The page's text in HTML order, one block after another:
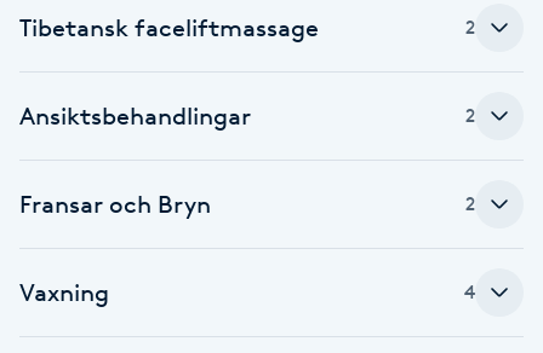
D
Dermapen
E
Enzympeeling
Tibetansk faceliftmassage 2
Ansiktsbehandlingar 2
Fransar och Bryn 2
Vaxning 4